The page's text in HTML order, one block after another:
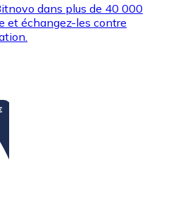
dans plus de 40 000
et échangez-les contre